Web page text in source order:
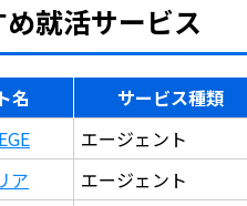
就活サービス
名 サービス種類
エージェント
ア
エージェント